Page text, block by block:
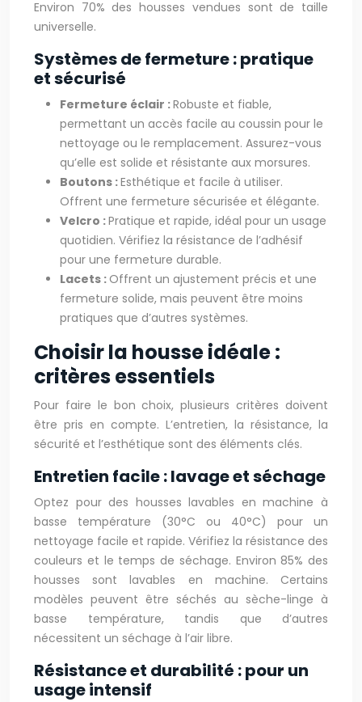
Environ 70% des housses vendues sont de taille
universelle.
Systèmes de fermeture : pratique
et sécurisé
Fermeture éclair :Robuste et fiable,
permettant un accès facile au coussin pour le
nettoyage ou le remplacement. Assurez-vous
qu’elle est solide et résistante aux morsures.
Boutons :Esthétique et facile à utiliser.
Offrent une fermeture sécurisée et élégante.
Velcro :Pratique et rapide, idéal pour un usage
quotidien. Vérifiez la résistance de l’adhésif
pour une fermeture durable.
Lacets : Offrent un ajustement précis et une
fermeture solide, mais peuvent être moins
pratiques que d’autres systèmes.
Choisir la housse idéale :
critères essentiels
Pour faire le bon choix, plusieurs critères doivent
être pris en compte. L’entretien, la résistance, la
sécurité et l’esthétique sont des éléments clés.
Entretien facile : lavage et séchage
Optez pour des housses lavables en machine à
basse température (30°C ou 40°C) pour un
nettoyage facile et rapide. Vérifiez la résistance des
couleurs et le temps de séchage. Environ 85% des
housses sont lavables en machine. Certains
modèles peuvent être séchés au sèche-linge à
basse température, tandis que d’autres
nécessitent un séchage à l’air libre.
Résistance et durabilité : pour un
usage intensif